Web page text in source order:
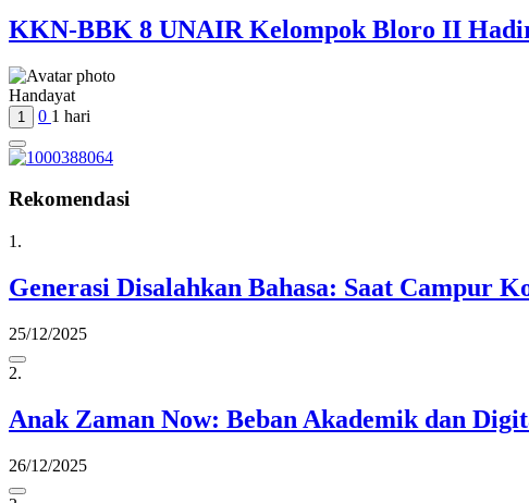
KKN-BBK 8 UNAIR Kelompok Bloro II
Handayat
1 0 1 hari
Rekomendasi
1.
Generasi Disalahkan Bahasa: Saat Campur
25/12/2025
2.
Anak Zaman Now: Beban Akademik dan
26/12/2025